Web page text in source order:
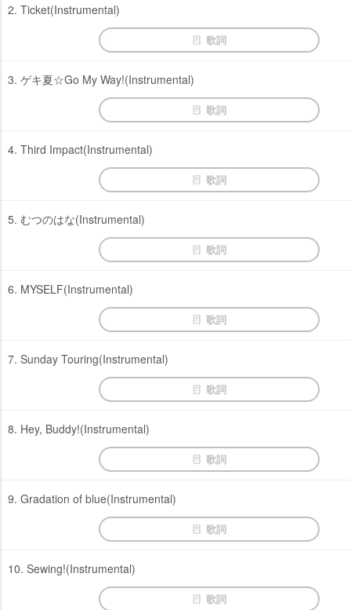
2. Ticket(Instrumental)
歌詞
3. ゲキ夏☆Go My Way!(Instrumental)
歌詞
4. Third Impact(Instrumental)
歌詞
5. むつのはな(Instrumental)
歌詞
6. MYSELF(Instrumental)
歌詞
7. Sunday Touring(Instrumental)
歌詞
8. Hey, Buddy!(Instrumental)
歌詞
9. Gradation of blue(Instrumental)
歌詞
10. Sewing!(Instrumental)
歌詞